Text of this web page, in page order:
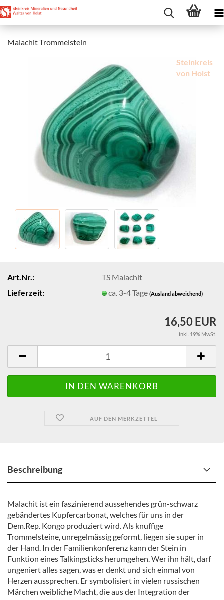
Malachit Trommelstein
Steinkreis
von Holst
Art.Nr.:
TS Malachit
Lieferzeit:
ca. 3-4 Tage(Ausland abweichend)
16,50 EUR
inkl. 19% MwSt.
AUF DEN MERKZETTEL
Beschreibung
Malachit ist ein faszinierend aussehendes grün-schwarz
gebändertes Kupfercarbonat, welches für uns in der
Dem.Rep. Kongo produziert wird. Als knuffige
Trommelsteine, unregelmässig geformt, liegen sie super in
der Hand. In der Familienkonferenz kann der Stein in
Funktion eines Talkingsticks herumgehen. Wer ihn hält, darf
ungeniert alles sagen, was er denkt und sich einmal von
Herzen aussprechen. Er symbolisiert in vielen russischen
Märchen weibliche Macht, die aus der Integration der